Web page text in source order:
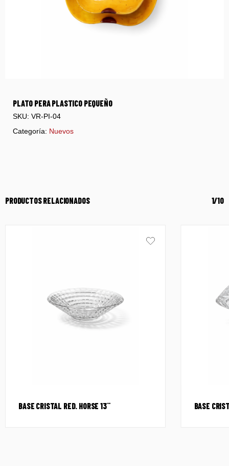
PLATO PERA PLASTICO PEQUEÑO
SKU: VR-PI-04
Categoría: Nuevos
PRODUCTOS RELACIONADOS 1/10
BASE CRISTAL RED. HORSE 13¨ BASE